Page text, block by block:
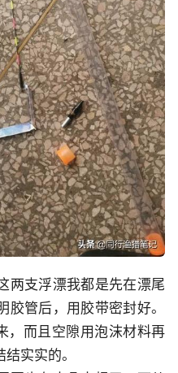
两支浮漂我都是先在漂尾
管后，用胶带密封好。
，而且空隙用泡沫材料再
实实的。